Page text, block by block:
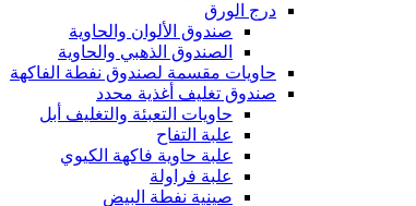
درج الورق
صندوق الألوان والحاوية
الصندوق الذهبي والحاوية
حاويات مقسمة لصندوق نفطة الفاكهة
صندوق تغليف أغذية محدد
حاويات التعبئة والتغليف أبل
علبة التفاح
علبة حاوية فاكهة الكيوي
علبة فراولة
صينية نفطة البيض